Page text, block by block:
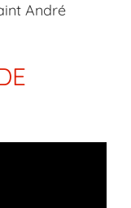
André